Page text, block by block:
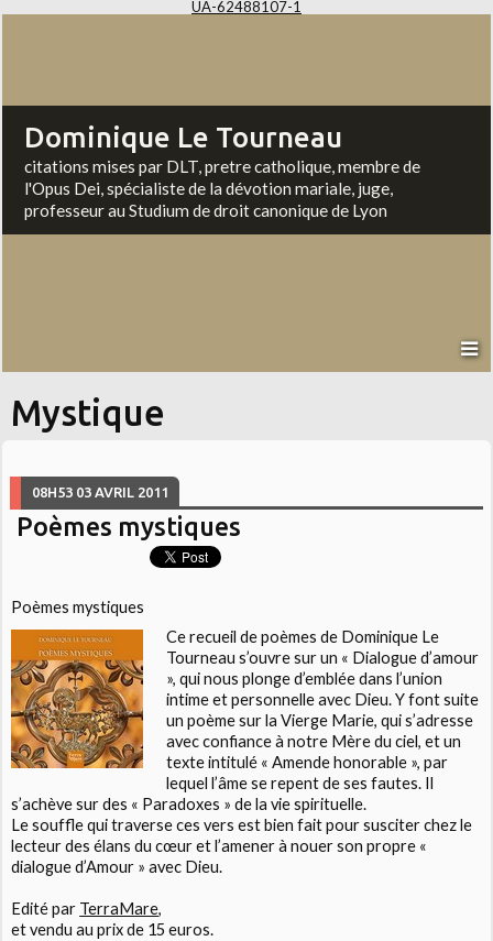
UA-62488107-1
Dominique Le Tourneau
citations mises par DLT, pretre catholique, membre de
l'Opus Dei, spécialiste de la dévotion mariale, juge,
professeur au Studium de droit canonique de Lyon
Mystique
08H53 03 AVRIL 2011
Poèmes mystiques
Poèmes mystiques
Ce recueil de poèmes de Dominique Le
Tourneau s’ouvre sur un « Dialogue d’amour
», qui nous plonge d’emblée dans l’union
intime et personnelle avec Dieu. Y font suite
un poème sur la Vierge Marie, qui s’adresse
avec confiance à notre Mère du ciel, et un
texte intitulé « Amende honorable », par
lequel l’âme se repent de ses fautes. Il
s’achève sur des « Paradoxes » de la vie spirituelle.
Le souffle qui traverse ces vers est bien fait pour susciter chez le
lecteur des élans du cœur et l’amener à nouer son propre «
dialogue d’Amour » avec Dieu.
Edité par TerraMare,
et vendu au prix de 15 euros.